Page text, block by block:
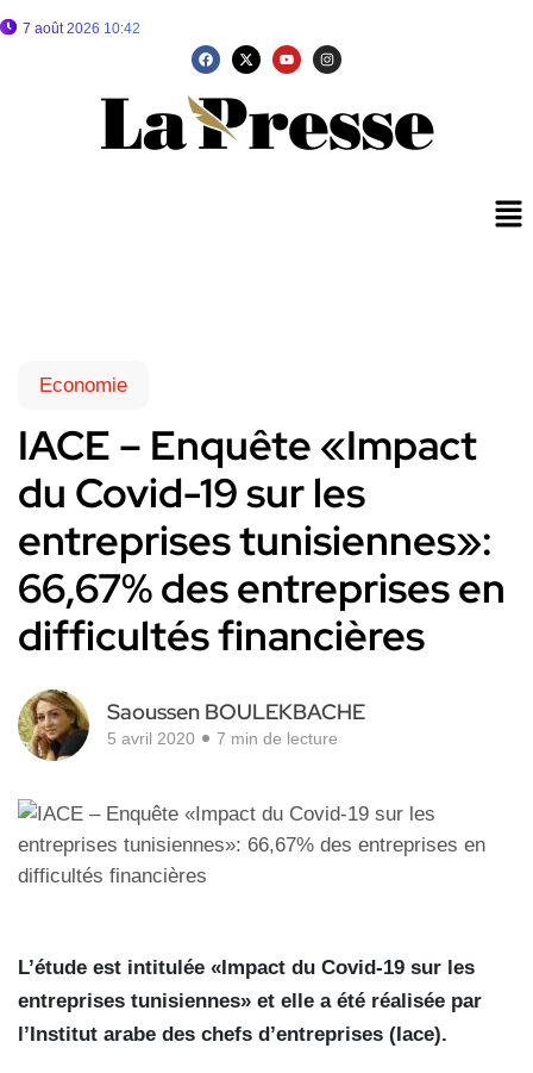
7 août 2026 10:42
Economie
IACE – Enquête «Impact
du Covid-19 sur les
entreprises tunisiennes»:
66,67% des entreprises en
difficultés financières
Saoussen BOULEKBACHE
5 avril 2020 7 min de lecture
L’étude est intitulée «Impact du Covid-19 sur les
entreprises tunisiennes» et elle a été réalisée par
l’Institut arabe des chefs d’entreprises (Iace).